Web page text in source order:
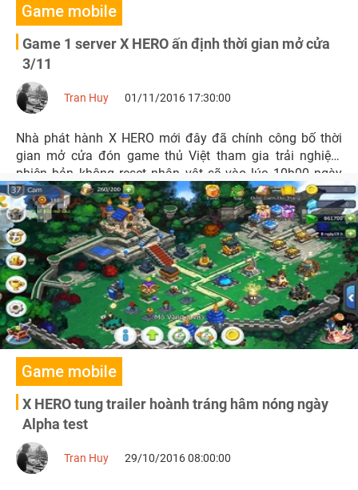
Game mobile
Game 1 server X HERO ấn định thời gian mở cửa
3/11
Tran Huy 01/11/2016 17:30:00
Nhà phát hành X HERO mới đây đã chính công bố thời
gian mở cửa đón game thủ Việt tham gia trải nghiệm
phiên bản không reset nhân vật sẽ vào lúc 10h00 ngày
3/11 tới đây.
Game mobile
X HERO tung trailer hoành tráng hâm nóng ngày
Alpha test
Tran Huy 29/10/2016 08:00:00